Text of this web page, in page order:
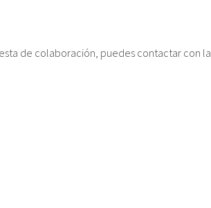
de colaboración, puedes contactar con la